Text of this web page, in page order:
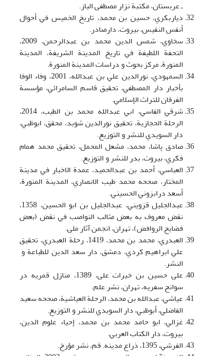
ـ عربستان، مکتبة نزار مصطفی الباز.
دياربکري، حسين بن محمد، تاريخ الخميس في أحوال
أنفس النفيس، بيروت، دارصادر.
سخاوي، شمس الدين محمد بن عبدالرحمن، 2009،
التحفة اللطيفة في تاريخ المدينة الشريفة، المدينة
المنورة، مرکز بحوث و دراسات المدينة المنورة.
السمهودي، نورالدين علي بن عبدالله، 2001، وفاء الوفا
بأخبار دار المصطفي، تحقيق قاسم السامرائي، مؤسسة
الفرقان للتراث الإسلامي.
شرقي الفاسي، ابي عبدالله محمد بن الطيب، 2014،
الرحلة الحجازية، تحقيق نورالدين شوبد، محقق، ابوظبي،
دار السويدي للنشر و التوزيع.
صادق پاشا، محمد، مشعل المحمل، تحقيق محمد همام
فکري، بيروت، بدر للنشر و التوزيع.
العباسي، أحمد بن عبدالحميد، عمدة الاخبار في مدينة
المختار، صححه محمد طيب الانصاري، المدينة المنورة،
أسعد درابزوني الحسيني.
عبدالجليل قزويني، عبدالجليل بن ابو الحسين، 1358،
نقض معروف به بعض مثالب النواصب في نقض (بعض
فضايح الروافض)، تهران، انجمن آثار ملی.
العبدري، محمد بن محمد، 1419، رحلة العبدري، تحقيق
علي ابراهيم کردي، دمشق، دار سعد الدين للطباعة و
النشر.
علی حسين بن خيرات علی، 1389، منازل قمريه در
سوانح سفريه، تهران، نشر علم.
عياشي، عبدالله بن محمد، الرحلة العياشية، صححه سعيد
الفاضلي، أبوظبي، دار السويدي للنشر و التوزيع.
غزالي، ابو حامد محمد بن محمد، إحياء علوم الدين،
بيروت، دار الکتاب العربي.
الفرشي، 1395، ذراع مدينه. قم، نشر مؤرخ.